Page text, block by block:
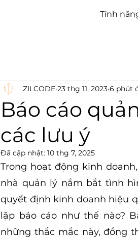
Tính
Báo cáo
các lưu ý
ZILCODE 23 thg 11, 2023 6 phút
Đã cập nhật: 10 thg 7, 2025
Trong hoạt động kinh doanh,
nhà quản lý nắm bắt tình
quyết định kinh doanh hiệu
lập báo cáo như thế nào?
những thắc mắc này, đồng